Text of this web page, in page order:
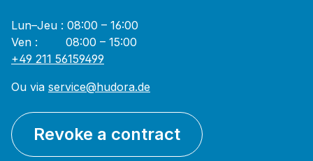
Lun–Jeu : 08:00 – 16:00
Ven : 08:00 – 15:00
+49 211 56159499
Ou via service@hudora.de
Revoke a contract